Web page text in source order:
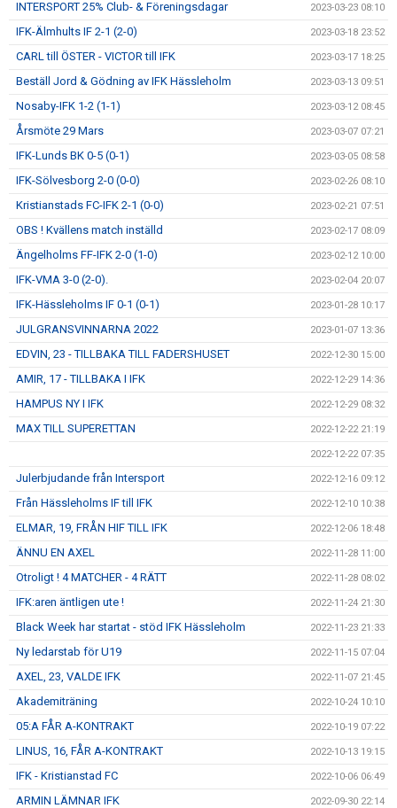
INTERSPORT 25% Club- & Föreningsdagar 2023-03-23 08:10
IFK-Älmhults IF 2-1 (2-0) 2023-03-18 23:52
CARL till ÖSTER - VICTOR till IFK 2023-03-17 18:25
Beställ Jord & Gödning av IFK Hässleholm 2023-03-13 09:51
Nosaby-IFK 1-2 (1-1) 2023-03-12 08:45
Årsmöte 29 Mars 2023-03-07 07:21
IFK-Lunds BK 0-5 (0-1) 2023-03-05 08:58
IFK-Sölvesborg 2-0 (0-0) 2023-02-26 08:10
Kristianstads FC-IFK 2-1 (0-0) 2023-02-21 07:51
OBS ! Kvällens match inställd 2023-02-17 08:09
Ängelholms FF-IFK 2-0 (1-0) 2023-02-12 10:00
IFK-VMA 3-0 (2-0). 2023-02-04 20:07
IFK-Hässleholms IF 0-1 (0-1) 2023-01-28 10:17
JULGRANSVINNARNA 2022 2023-01-07 13:36
EDVIN, 23 - TILLBAKA TILL FADERSHUSET 2022-12-30 15:00
AMIR, 17 - TILLBAKA I IFK 2022-12-29 14:36
HAMPUS NY I IFK 2022-12-29 08:32
MAX TILL SUPERETTAN 2022-12-22 21:19
2022-12-22 07:35
Julerbjudande från Intersport 2022-12-16 09:12
Från Hässleholms IF till IFK 2022-12-10 10:38
ELMAR, 19, FRÅN HIF TILL IFK 2022-12-06 18:48
ÄNNU EN AXEL 2022-11-28 11:00
Otroligt ! 4 MATCHER - 4 RÄTT 2022-11-28 08:02
IFK:aren äntligen ute ! 2022-11-24 21:30
Black Week har startat - stöd IFK Hässleholm 2022-11-23 21:33
Ny ledarstab för U19 2022-11-15 07:04
AXEL, 23, VALDE IFK 2022-11-07 21:45
Akademiträning 2022-10-24 10:10
05:A FÅR A-KONTRAKT 2022-10-19 07:22
LINUS, 16, FÅR A-KONTRAKT 2022-10-13 19:15
IFK - Kristianstad FC 2022-10-06 06:49
ARMIN LÄMNAR IFK 2022-09-30 22:14